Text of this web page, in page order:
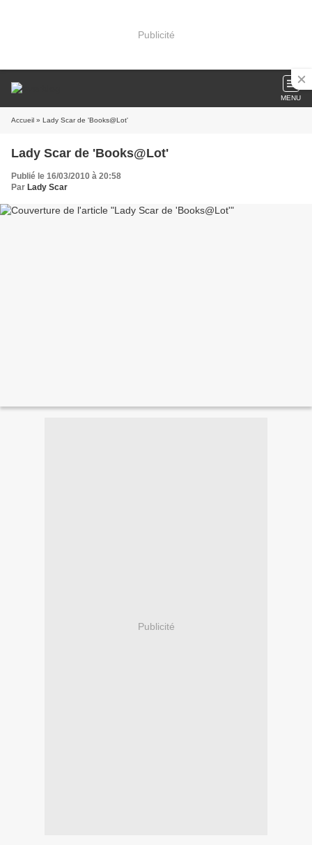
Publicité
MENU
Accueil » Lady Scar de 'Books@Lot'
Lady Scar de 'Books@Lot'
Publié le 16/03/2010 à 20:58
Par Lady Scar
Publicité